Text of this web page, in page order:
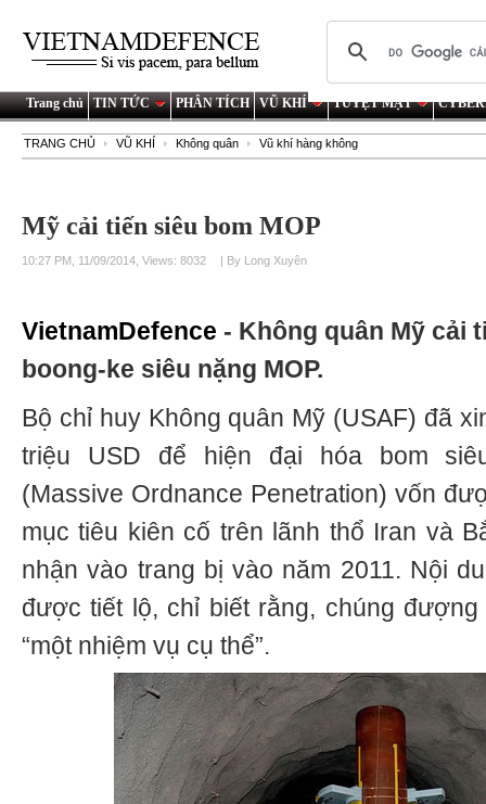
Trang chủ TIN TỨC PHÂN TÍCH VŨ KHÍ TUYỆT MẬT
TRANG CHỦ VŨ KHÍ Không quân Vũ khí hàng không
Mỹ cải tiến siêu bom MOP
10:27 PM, 11/09/2014, Views: 8032 | By Long Xuyên
VietnamDefence - Không quân Mỹ cải
boong-ke siêu nặng MOP.
Bộ chỉ huy Không quân Mỹ (USAF) đã
triệu USD để hiện đại hóa bom
(Massive Ordnance Penetration) vốn
mục tiêu kiên cố trên lãnh thổ Iran và
nhận vào trang bị vào năm 2011. Nội
được tiết lộ, chỉ biết rằng, chúng
“một nhiệm vụ cụ thể”.